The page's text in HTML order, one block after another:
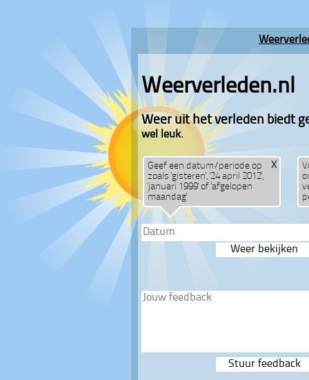
Weerverleden.nl
Weer uit het verleden biedt
wel leuk.
Geef een datum/periode op
zoals 'gisteren', '24 april 2012',
'januari 1999' of 'afgelopen
maandag'
X